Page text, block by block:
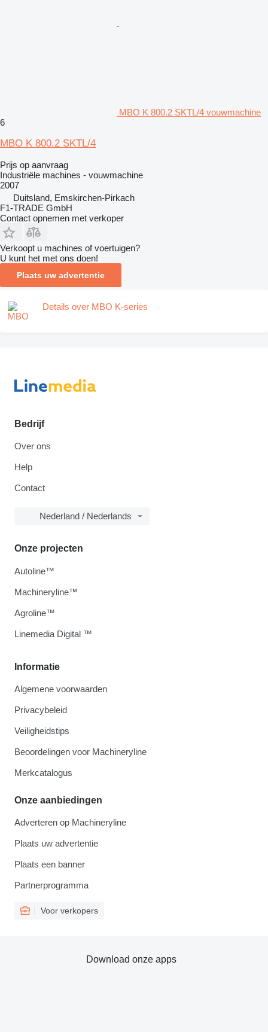
MBO K 800.2 SKTL/4 vouwmachine
6
MBO K 800.2 SKTL/4
Prijs op aanvraag
Industriële machines - vouwmachine
2007
Duitsland, Emskirchen-Pirkach
F1-TRADE GmbH
Contact opnemen met verkoper
Verkoopt u machines of voertuigen?
U kunt het met ons doen!
Plaats uw advertentie
Details over MBO K-series
Bedrijf
Over ons
Help
Contact
Nederland / Nederlands
Informatie
Algemene voorwaarden
Privacybeleid
Veiligheidstips
Beoordelingen voor Machineryline
Merkcatalogus
Onze aanbiedingen
Adverteren op Machineryline
Plaats uw advertentie
Plaats een banner
Partnerprogramma
Voor verkopers
Onze projecten
Autoline™
Machineryline™
Agroline™
Linemedia Digital ™
Download onze apps